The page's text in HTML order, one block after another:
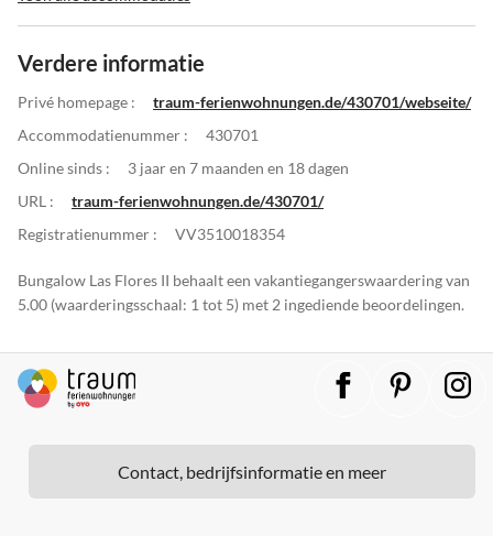
Verdere informatie
Privé homepage :
traum-ferienwohnungen.de/430701/webseite/
Accommodatienummer :
430701
Online sinds :
3 jaar en 7 maanden en 18 dagen
URL :
traum-ferienwohnungen.de/430701/
Registratienummer :
VV3510018354
Bungalow Las Flores II behaalt een vakantiegangerswaardering van
5.00 (waarderingsschaal: 1 tot 5) met 2 ingediende beoordelingen.
Contact, bedrijfsinformatie en meer